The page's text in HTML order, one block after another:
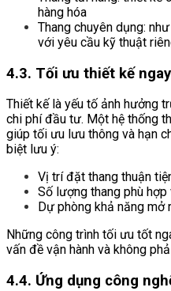
hàng hóa
Thang chuyên dụng:
với yêu cầu kỹ thuật
4.3. Tối ưu thiết kế
Thiết kế là yếu tố ảnh hưởng
chi phí đầu tư. Một hệ thống
giúp tối ưu lưu thông và hạn
biệt lưu ý:
Vị trí đặt thang thuận
Số lượng thang phù
Dự phòng khả năng
Những công trình tối ưu tốt
vấn đề vận hành và không
4.4. Ứng dụng công